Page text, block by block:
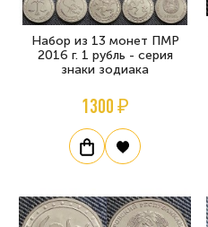
Набор из 13 монет ПМР
2016 г. 1 рубль - серия
знаки зодиака
1300 ₽